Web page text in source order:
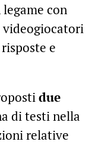
con
videogiocatori
e
due
di testi nella
relative